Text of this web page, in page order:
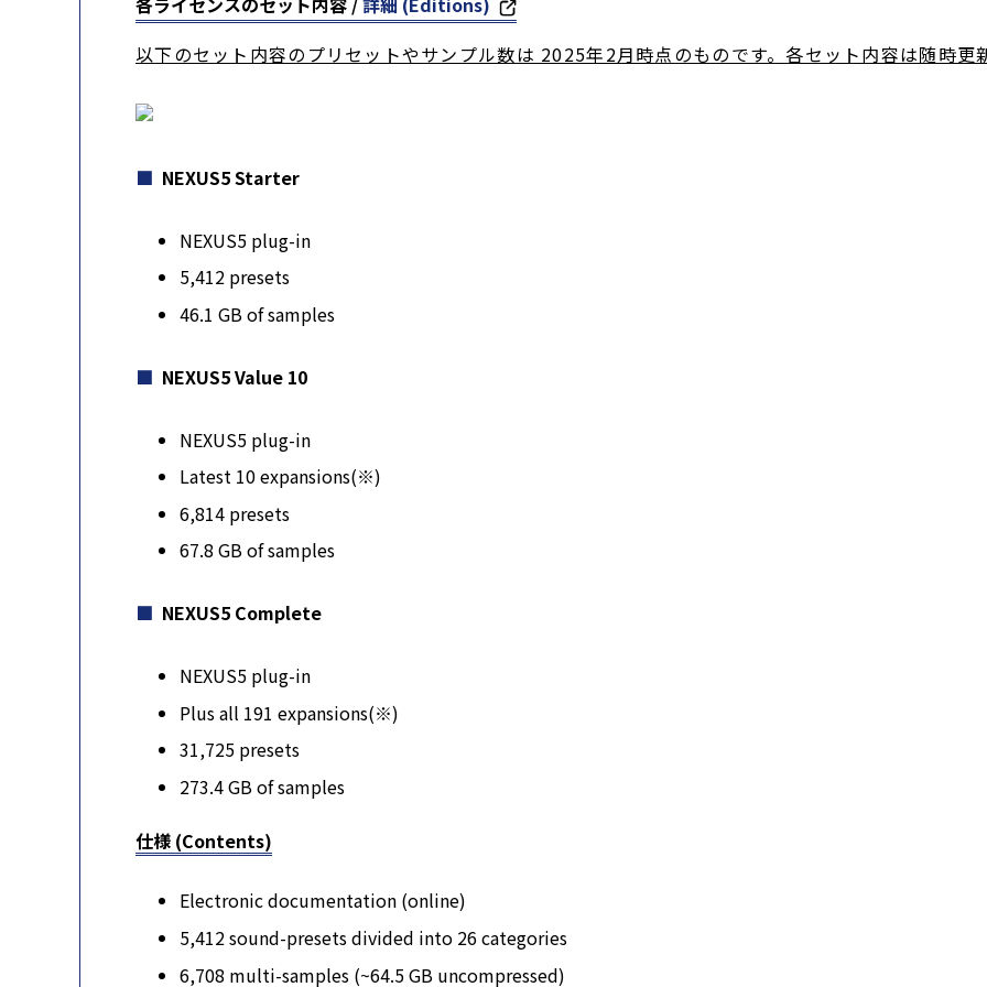
以下のセット内容のプリセットやサンプル数は 2025年2月時点のものです。各セット内容は随時更
NEXUS5 Starter
NEXUS5 plug-in
5,412 presets
46.1 GB of samples
NEXUS5 Value 10
NEXUS5 plug-in
Latest 10 expansions(※)
6,814 presets
67.8 GB of samples
NEXUS5 Complete
NEXUS5 plug-in
Plus all 191 expansions(※)
31,725 presets
273.4 GB of samples
仕様 (Contents)
Electronic documentation (online)
5,412 sound-presets divided into 26 categories
6,708 multi-samples (~64.5 GB uncompressed)